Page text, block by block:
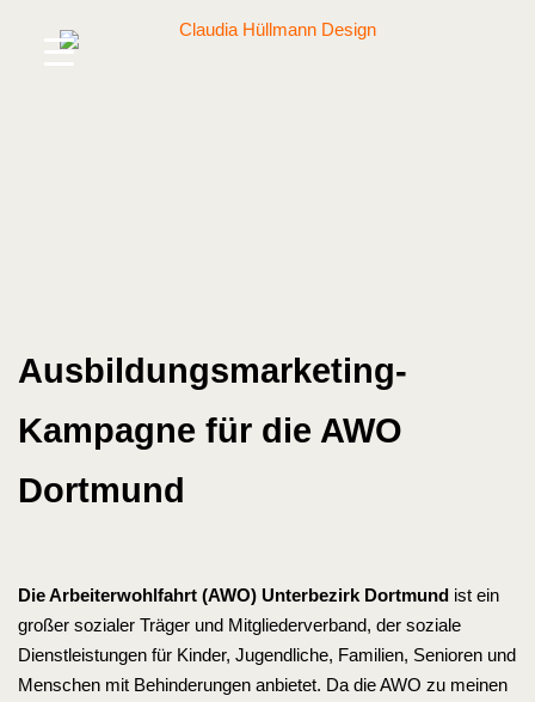
Ausbildungs­marketing-
Kampagne für die AWO
Dortmund
Die Arbeiterwohlfahrt (AWO) Unterbezirk Dortmund ist ein
großer sozialer Träger und Mitgliederverband, der soziale
Dienstleistungen für Kinder, Jugendliche, Familien, Senioren und
Menschen mit Behinderungen anbietet. Da die AWO zu meinen